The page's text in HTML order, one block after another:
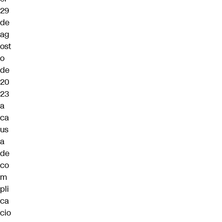
29
de
ag
ost
o
de
20
23
a
ca
us
a
de
co
m
pli
ca
cio